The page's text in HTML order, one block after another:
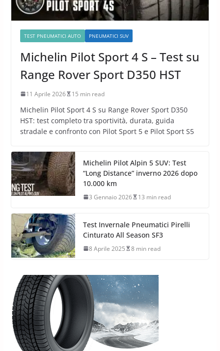
TEST PNEUMATICI AUTO PNEUMATICI SUV
Michelin Pilot Sport 4 S – Test su
Range Rover Sport D350 HST
11 Aprile 2026 15 min read
Michelin Pilot Sport 4 S su Range Rover Sport D350
HST: test completo tra sportività, durata, guida
stradale e confronto con Pilot Sport 5 e Pilot Sport S5
Michelin Pilot Alpin 5 SUV: Test
“Long Distance” inverno 2026 dopo
10.000 km
3 Gennaio 2026 13 min read
Test Invernale Pneumatici Pirelli
Cinturato All Season SF3
8 Aprile 2025 8 min read